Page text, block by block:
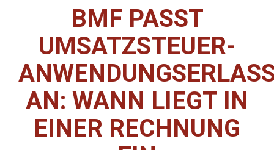
BMF PASST
UMSATZSTEUER-
AN: WANN LIEGT IN
EINER RECHNUNG